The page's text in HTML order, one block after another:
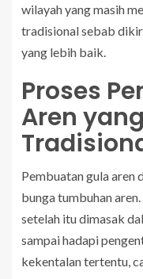
wilayah yang masih
tradisional sebab
yang lebih baik.
Proses
Aren
Pembuatan gula aren
bunga tumbuhan
setelah itu dimasak
sampai hadapi
kekentalan tertentu,